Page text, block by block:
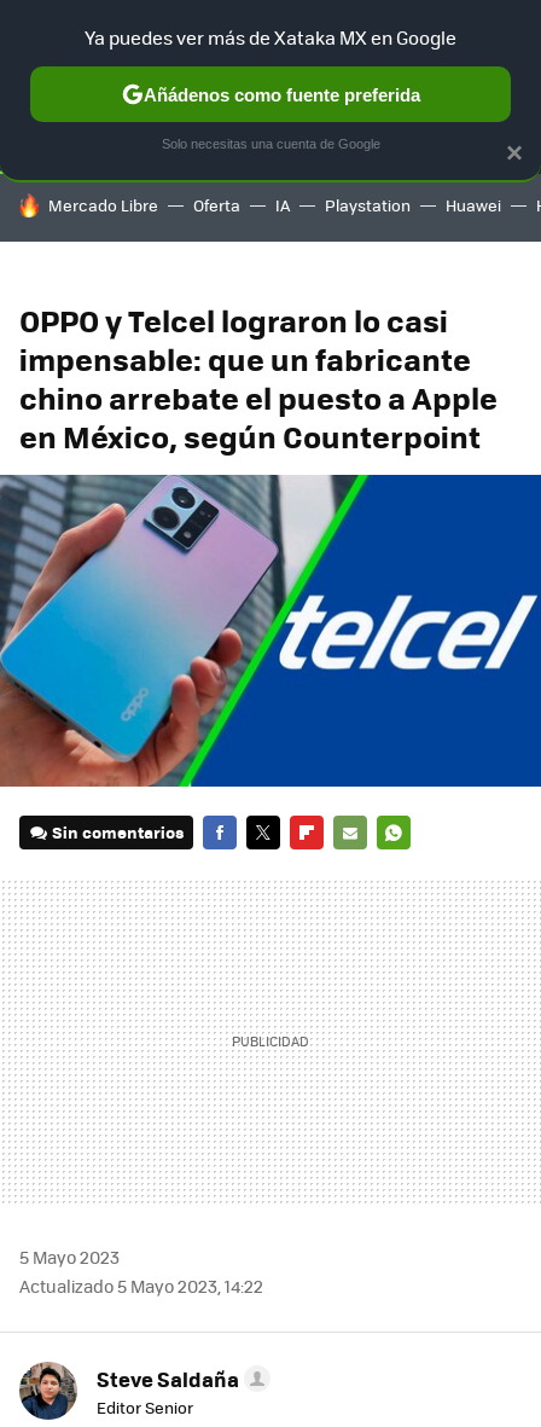
SELECCIÓN GAMING HOME AUTO TERRITORIO
HOY SE HABLA DE
Mercado Libre Oferta IA Playstation Huawei
OPPO y Telcel lograron lo casi
impensable: que un fabricante
chino arrebate el puesto a Apple
en México, según Counterpoint
Sin comentarios
MAIL
5 Mayo 2023
Actualizado 5 Mayo 2023, 14:22
Steve Saldaña
Editor Senior
×
Ya puedes ver más de Xataka MX en Google
Añádenos como fuente preferida
Solo necesitas una cuenta de Google